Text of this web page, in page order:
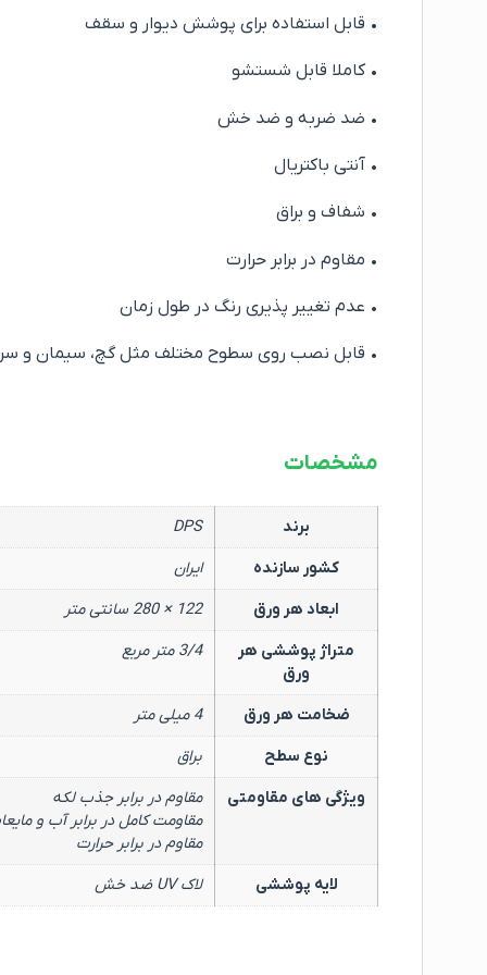
• قابل استفاده برای پوشش دیوار و سقف
• کاملا قابل شستشو
• ضد ضربه و ضد خش
• آنتی باکتریال
• شفاف و براق
• مقاوم در برابر حرارت
• عدم تغییر پذیری رنگ در طول زمان
• قابل نصب روی سطوح مختلف مثل گچ، سیمان و
مشخصات
برند
DPS
کشور سازنده
ایران
ابعاد هر ورق
122 × 280 سانتی متر
متراژ پوششی هر
ورق
3/4 متر مربع
ضخامت هر ورق
4 میلی متر
نوع سطح
براق
ویژگی های مقاومتی
مقاوم در برابر جذب لکه
مقاومت کامل در برابر آب و
مقاوم در برابر حرارت
لایه پوششی
لاک UV ضد خش